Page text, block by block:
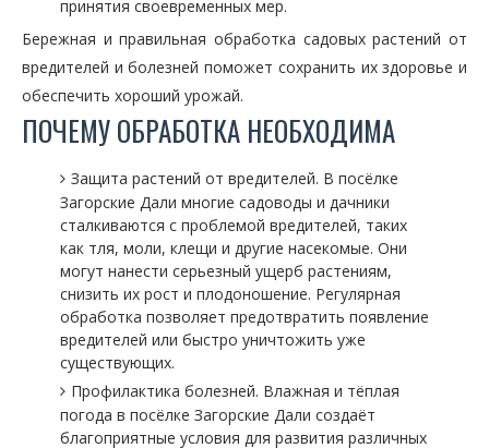
принятия своевременных мер.
Бережная и правильная обработка садовых растений от
вредителей и болезней поможет сохранить их здоровье и
обеспечить хороший урожай.
ПОЧЕМУ ОБРАБОТКА НЕОБХОДИМА
Защита растений от вредителей. В посёлке
Загорские Дали многие садоводы и дачники
сталкиваются с проблемой вредителей, таких
как тля, моли, клещи и другие насекомые. Они
могут нанести серьезный ущерб растениям,
снизить их рост и плодоношение. Регулярная
обработка позволяет предотвратить появление
вредителей или быстро уничтожить уже
существующих.
Профилактика болезней. Влажная и тёплая
погода в посёлке Загорские Дали создаёт
благоприятные условия для развития различных